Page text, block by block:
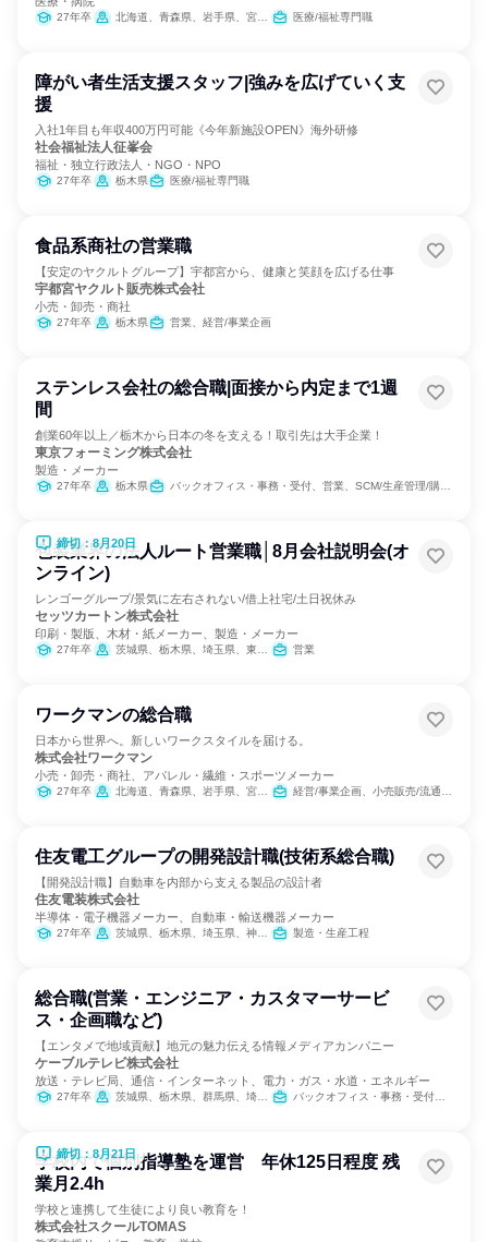
27年卒 北海道、青森県、岩手県、宮城県、秋田県、山形県、福島県、茨城県、栃木県、群馬県、埼玉県、千葉県、東京都、神奈川県、新潟県、富山県、石川県、福井県、山梨県、長野県、岐阜県、静岡県、愛知県、三重県、滋賀県、京都府、大阪府、兵庫県、奈良県、和歌山県、鳥取県、島根県、岡山県、広島県、山口県、徳島県、香川県、愛媛県、高知県、福岡県、佐賀県、長崎県、熊本県、大分県、宮崎県、鹿児島県、沖縄県 医療/福祉専門職
障がい者生活支援スタッフ|強みを広げていく支
援
入社1年目も年収400万円可能《今年新施設OPEN》海外研修
社会福祉法人征峯会
福祉・独立行政法人・NGO・NPO
27年卒 栃木県 医療/福祉専門職
食品系商社の営業職
【安定のヤクルトグループ】宇都宮から、健康と笑顔を広げる仕事
宇都宮ヤクルト販売株式会社
小売・卸売・商社
27年卒 栃木県 営業、経営/事業企画
ステンレス会社の総合職|面接から内定まで1週
間
創業60年以上／栃木から日本の冬を支える！取引先は大手企業！
東京フォーミング株式会社
製造・メーカー
27年卒 栃木県 バックオフィス・事務・受付、営業、SCM/生産管理/購買/物流、製造・生産工程
締切：8月20日
包装業界の法人ルート営業職│8月会社説明会(オ
ンライン)
レンゴーグループ/景気に左右されない/借上社宅/土日祝休み
セッツカートン株式会社
印刷・製版、木材・紙メーカー、製造・メーカー
27年卒 茨城県、栃木県、埼玉県、東京都、新潟県、福井県、岐阜県、愛知県、大阪府、兵庫県、山口県 営業
ワークマンの総合職
日本から世界へ。新しいワークスタイルを届ける。
株式会社ワークマン
小売・卸売・商社、アパレル・繊維・スポーツメーカー
27年卒 北海道、青森県、岩手県、宮城県、秋田県、山形県、福島県、茨城県、栃木県、群馬県、埼玉県、千葉県、東京都、神奈川県、新潟県、富山県、石川県、福井県、山梨県、長野県、岐阜県、静岡県、愛知県、三重県、滋賀県、京都府、大阪府、兵庫県、奈良県、和歌山県、鳥取県、島根県、岡山県、広島県、山口県、徳島県、香川県、愛媛県、高知県、福岡県、佐賀県、長崎県、熊本県、大分県、宮崎県、鹿児島県、沖縄県 経営/事業企画、小売販売/流通、人事、広報/IR、商品企画、マーケティング・広告・宣伝
住友電工グループの開発設計職(技術系総合職)
【開発設計職】自動車を内部から支える製品の設計者
住友電装株式会社
半導体・電子機器メーカー、自動車・輸送機器メーカー
27年卒 茨城県、栃木県、埼玉県、神奈川県、静岡県、愛知県、三重県、大阪府、広島県、福岡県、大分県 製造・生産工程
総合職(営業・エンジニア・カスタマーサービ
ス・企画職など)
【エンタメで地域貢献】地元の魅力伝える情報メディアカンパニー
ケーブルテレビ株式会社
放送・テレビ局、通信・インターネット、電力・ガス・水道・エネルギー
27年卒 茨城県、栃木県、群馬県、埼玉県 バックオフィス・事務・受付、営業、経営/事業企画、人事、総務、製造・生産工程、建築/土木/プラント専門職、出版/メディア/芸能/エンタメ専門職、商品企画、マーケティング・広告・宣伝、クリエイティブ/デザイン職、カスタマーサポート/コールセンター
締切：8月21日
学校内で個別指導塾を運営 年休125日程度 残
業月2.4h
学校と連携して生徒により良い教育を！
株式会社スクールTOMAS